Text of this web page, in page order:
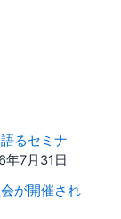
るセミナ
年7月31日
が開催され